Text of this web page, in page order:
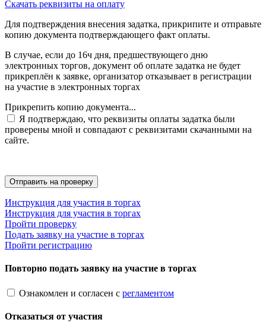
Скачать реквизиты на оплату
Для подтверждения внесения задатка, прикрипите и отправьте
копию документа подтверждающего факт оплаты.
В случае, если до 16ч дня, предшествующего дню
электронных торгов, документ об оплате задатка не будет
прикреплён к заявке, организатор отказывает в регистрации
на участие в электронных торгах
Прикрепить копию документа...
Я подтверждаю, что реквизиты оплаты задатка были
проверены мной и совпадают с реквизитами скачанными на
сайте.
Инструкция для участия в торгах
Инструкция для участия в торгах
Пройти проверку
Подать заявку на участие в торгах
Пройти регистрацию
Повторно подать заявку на участие в торгах
Ознакомлен и согласен с регламентом
Отказаться от участия